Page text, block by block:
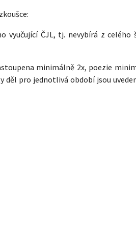
ČJL, tj. nevybírá z celého
minimálně 2x, poezie
pro jednotlivá období jsou